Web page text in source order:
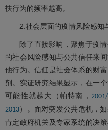
扶行为的频率越高。
2.社会层面的疫情风险感知
除了直接影响，聚焦于疫
的社会风险感知与公共信任来
他行为。信任是社会体系的财
剂。实证研究结果显示，在一
可能性就越大（帕特南，
2013）。面对突发公共危机，
肯定政府机关及专家系统的决